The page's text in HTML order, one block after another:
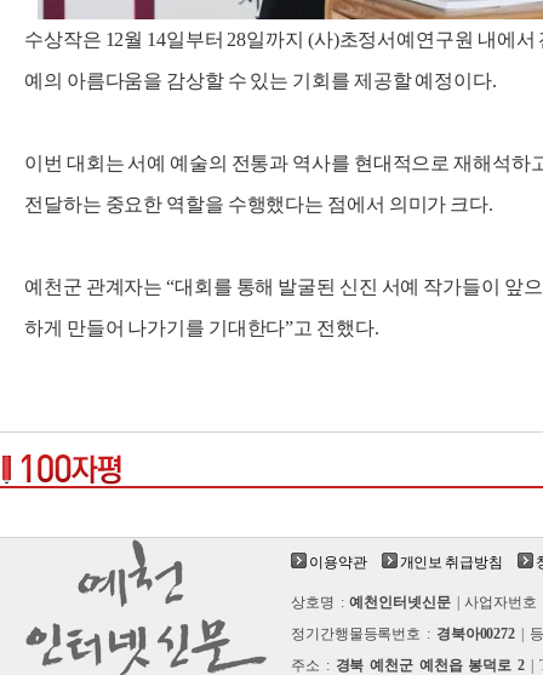
수상작은 12월 14일부터 28일까지 (사)초정서예연구원 내에
예의 아름다움을 감상할 수 있는 기회를 제공할 예정이다.
이번 대회는 서예 예술의 전통과 역사를 현대적으로 재해석하
전달하는 중요한 역할을 수행했다는 점에서 의미가 크다.
예천군 관계자는 “대회를 통해 발굴된 신진 서예 작가들이 앞
하게 만들어 나가기를 기대한다”고 전했다.
이용약관 개인보 취급방침
상호명 :예천인터넷신문| 사업자번
정기간행물등록번호 : 경북아00272 |
주소 : 경북 예천군 예천읍 봉덕로 2|